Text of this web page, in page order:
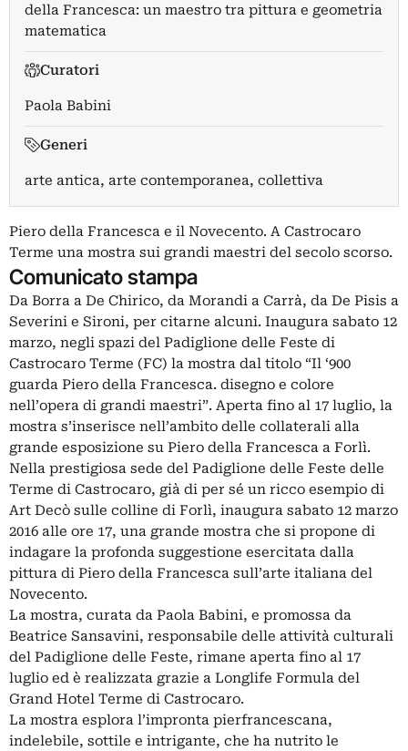
della Francesca: un maestro tra pittura e geometria
matematica
Curatori
Paola Babini
Generi
arte antica, arte contemporanea, collettiva
Piero della Francesca e il Novecento. A Castrocaro
Terme una mostra sui grandi maestri del secolo scorso.
Comunicato stampa
Da Borra a De Chirico, da Morandi a Carrà, da De Pisis a
Severini e Sironi, per citarne alcuni. Inaugura sabato 12
marzo, negli spazi del Padiglione delle Feste di
Castrocaro Terme (FC) la mostra dal titolo “Il ‘900
guarda Piero della Francesca. disegno e colore
nell’opera di grandi maestri”. Aperta fino al 17 luglio, la
mostra s’inserisce nell’ambito delle collaterali alla
grande esposizione su Piero della Francesca a Forlì.
Nella prestigiosa sede del Padiglione delle Feste delle
Terme di Castrocaro, già di per sé un ricco esempio di
Art Decò sulle colline di Forlì, inaugura sabato 12 marzo
2016 alle ore 17, una grande mostra che si propone di
indagare la profonda suggestione esercitata dalla
pittura di Piero della Francesca sull’arte italiana del
Novecento.
La mostra, curata da Paola Babini, e promossa da
Beatrice Sansavini, responsabile delle attività culturali
del Padiglione delle Feste, rimane aperta fino al 17
luglio ed è realizzata grazie a Longlife Formula del
Grand Hotel Terme di Castrocaro.
La mostra esplora l’impronta pierfrancescana,
indelebile, sottile e intrigante, che ha nutrito le